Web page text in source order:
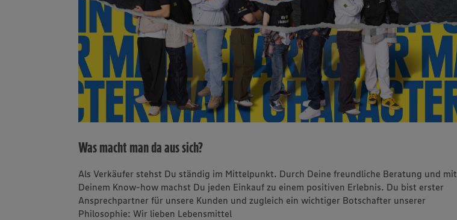
Was macht man da aus sich?
Als Verkäufer stehst Du ständig im Mittelpunkt. Durch Deine freundliche Beratung und mit
Deinem Know-how machst Du jeden Einkauf zu einem positiven Erlebnis. Du bist erster
Ansprechpartner für unsere Kunden und zugleich ein wichtiger Botschafter unserer
Philosophie: Wir lieben Lebensmittel